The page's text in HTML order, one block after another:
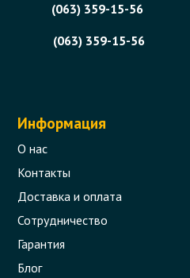
(063) 359-15-56
(063) 359-15-56
Информация
О нас
Контакты
Доставка и оплата
Сотрудничество
Гарантия
Блог